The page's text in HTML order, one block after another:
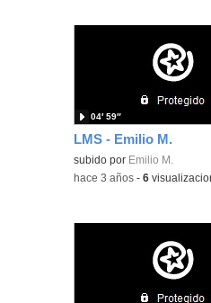
LMS - Emilio M.
subido por Emilio M.
04′ 59″
-hace 3 años -6